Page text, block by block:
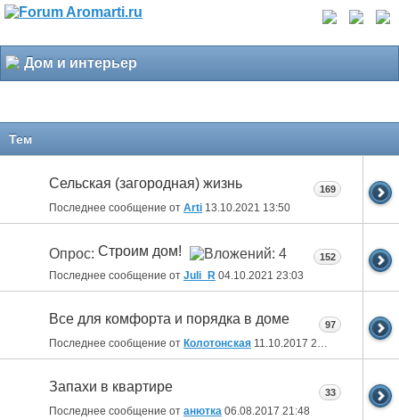
Дом и интерьер
Тем
Сельская (загородная) жизнь
Последнее сообщение от Arti 13.10.2021 13:50
169
Опрос: Строим дом!
Последнее сообщение от Juli_R 04.10.2021 23:03
152
Все для комфорта и порядка в доме
Последнее сообщение от Колотонская 11.10.2017 23:12
97
Запахи в квартире
Последнее сообщение от анютка 06.08.2017 21:48
33